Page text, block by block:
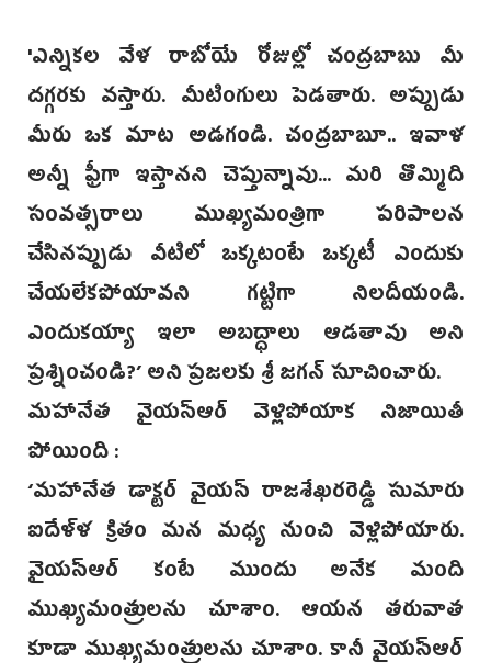
'ఎన్నికల వేళ రాబోయే రోజుల్లో చంద్రబాబు మీ
దగ్గరకు వస్తారు. మీటింగులు పెడతారు. అప్పుడు
మీరు ఒక మాట అడగండి. చంద్రబాబూ.. ఇవాళ
అన్నీ ఫ్రీగా ఇస్తానని చెప్తున్నావు... మరి తొమ్మిది
సంవత్సరాలు ముఖ్యమంత్రిగా పరిపాలన
చేసినప్పుడు వీటిలో ఒక్కటంటే ఒక్కటీ ఎందుకు
చేయలేకపోయావని గట్టిగా నిలదీయండి.
ఎందుకయ్యా ఇలా అబద్ధాలు ఆడతావు అని
ప్రశ్నించండి?’ అని‌ ప్రజలకు శ్రీ జగన్ సూచించారు.
మహానేత వైయస్ఆర్ వెళ్లిపోయాక నిజాయితీ
‌పోయింది :
‘మహానేత‌ డాక్టర్ వైయస్ రాజశేఖరరెడ్డి ‌సుమారు
ఐదేళ్ళ క్రితం మన మధ్య నుంచి వెళ్లిపోయారు.
వైయస్ఆర్ కంటే ముందు అనేక మంది
ముఖ్యమంత్రులను చూశాం. ఆయన తరువాత
కూడా ముఖ్యమంత్రులను చూశాం. కానీ వై‌యస్ఆర్